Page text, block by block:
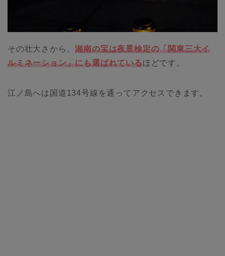
その壮大さから、湘南の宝は夜景検定の「関東三大イ
ルミネーション」にも選ばれているほどです。
江ノ島へは国道134号線を通ってアクセスできます。